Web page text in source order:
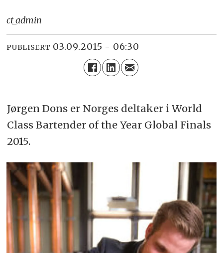
ct_admin
PUBLISERT 03.09.2015 - 06:30
Jørgen Dons er Norges deltaker i World
Class Bartender of the Year Global Finals
2015.